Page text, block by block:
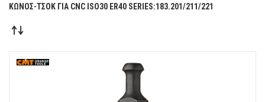
ΚΩΝΟΣ-ΤΣΟΚ ΓΙΑ CNC ISO30 ER40 SERIES:183.201/211/221